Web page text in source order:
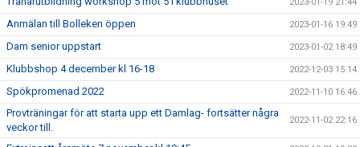
Anmälan till Bolleken öppen 2023-01-16 19:49
Dam senior uppstart 2023-01-02 18:49
Klubbshop 4 december kl 16-18 2022-12-03 15:14
Spökpromenad 2022 2022-11-10 16:46
Provträningar för att starta upp ett Damlag- fortsätter några
veckor till.
2022-11-02 22:16